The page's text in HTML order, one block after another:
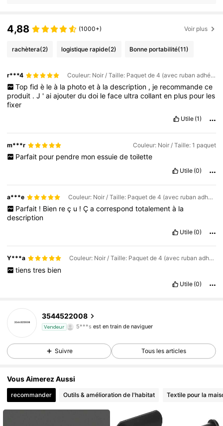
4,88 (1000+) Voir plus
rachètera(2) logistique rapide(2) Bonne portabilité(11)
r***4 Couleur: Noir / Taille: Paquet de 4 (avec ruban adhésif puissant)
Top fid è le à la photo et à la description , je recommande ce
produit .J 'aiajouterdudoi leface ultracollanten plus pour les
fixer
Utile (1)
m***r Couleur: Noir / Taille: 1 paquet
Parfait pour pendre mon essuie de toilette
Utile (0)
a***e Couleur: Noir / Taille: Paquet de 4 (avec ruban adhésif puissant)
Parfait ! Bien re ç u ! Ç a correspond totalement à la
description
Utile (0)
Y***a Couleur: Noir / Taille: Paquet de 4 (avec ruban adhésif puissant)
tiens tres bien
Utile (0)
3544522008
Vendeur
4,87
1.1K Suiveurs
5***s
est en train de naviguer
1.1K Suiveurs
1.1K Suiveurs
Suivre Tous les articles
Vous Aimerez Aussi
recommander Outils & amélioration de l'habitat Textile pour la